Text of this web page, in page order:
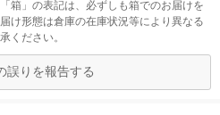
箱」の表記は、必ずしも箱でのお届けを
け形態は倉庫の在庫状況等により異なる
ください。
誤りを報告する